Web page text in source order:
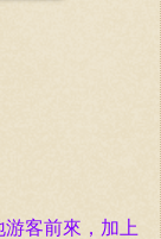
游客前來，加上